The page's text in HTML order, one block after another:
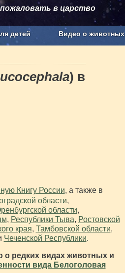
в царство
детей Видео о животных
) в
Книгу России, а также в
области,
области,
, Республики Тыва, Ростовской
края, Тамбовской области,
Чеченской Республики.
редких видах животных и
вида Белоголовая